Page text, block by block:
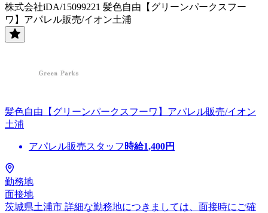
株式会社iDA/15099221 髪色自由【グリーンパークスフー
ワ】アパレル販売/イオン土浦
髪色自由【グリーンパークスフーワ】アパレル販売/イオン
土浦
アパレル販売スタッフ 時給1,400円
勤務地
面接地
茨城県土浦市 詳細な勤務地につきましては、面接時にご確